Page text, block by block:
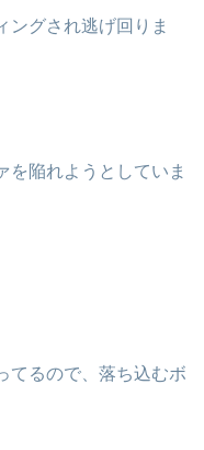
ングされ逃げ回りま
を陥れようとしていま
てるので、落ち込むボ